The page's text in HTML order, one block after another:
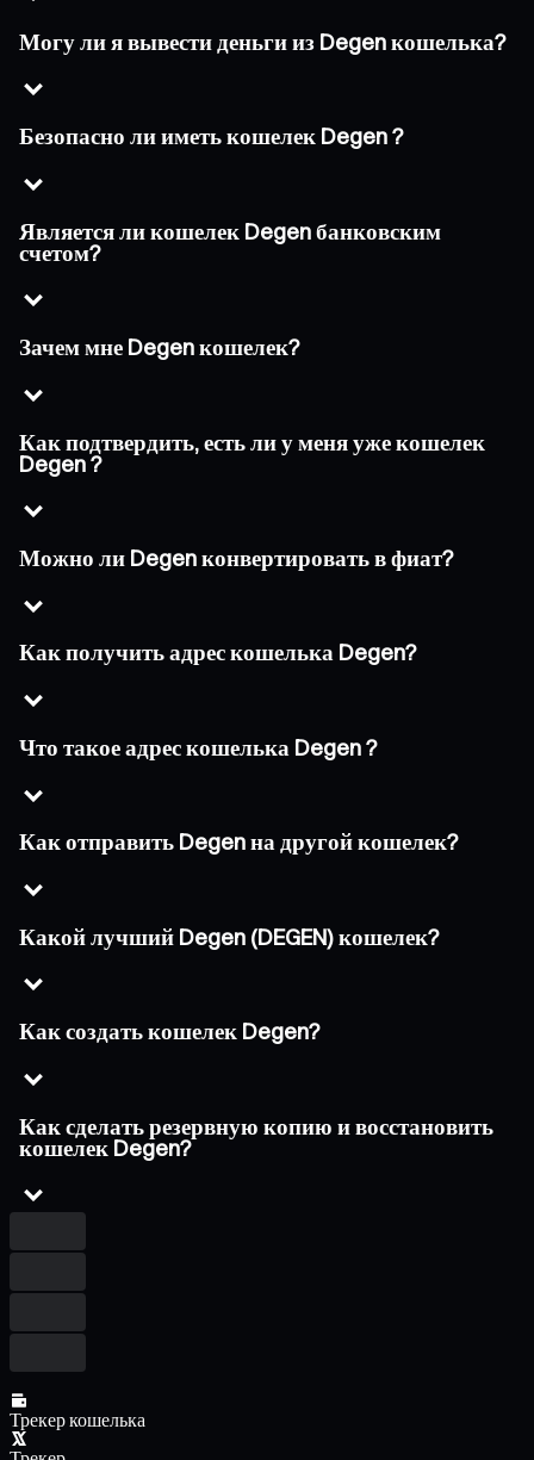
Могу ли я вывести деньги из Degen кошелька?
Безопасно ли иметь кошелек Degen ?
Является ли кошелек Degen банковским
счетом?
Зачем мне Degen кошелек?
Как подтвердить, есть ли у меня уже кошелек
Degen ?
Можно ли Degen конвертировать в фиат?
Как получить адрес кошелька Degen?
Что такое адрес кошелька Degen ?
Как отправить Degen на другой кошелек?
Какой лучший Degen (DEGEN) кошелек?
Как создать кошелек Degen?
Как сделать резервную копию и восстановить
кошелек Degen?
Трекер кошелька